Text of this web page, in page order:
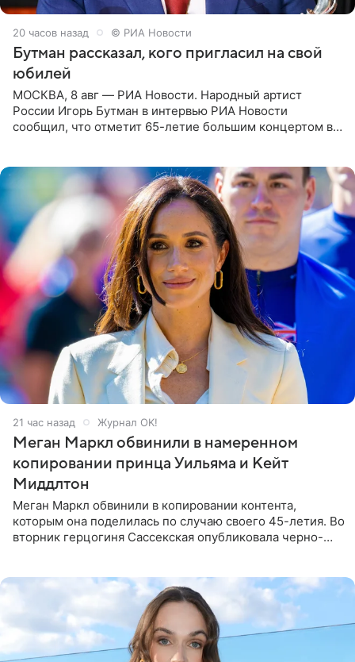
20 часов назад © РИА Новости
Бутман рассказал, кого пригласил на свой
юбилей
МОСКВА, 8 авг — РИА Новости. Народный артист
России Игорь Бутман в интервью РИА Новости
сообщил, что отметит 65-летие большим концертом в
21 час назад Журнал OK!
Меган Маркл обвинили в намеренном
копировании принца Уильяма и Кейт
Миддлтон
Меган Маркл обвинили в копировании контента,
которым она поделилась по случаю своего 45-летия. Во
вторник герцогиня Сассекская опубликовала черно-